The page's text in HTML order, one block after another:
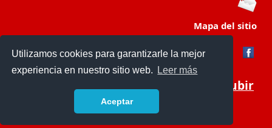
Utilizamos cookies para garantizarle la mejor
experiencia en nuestro sitio web.
Leer más
Aceptar
Mapa del sitio
Subir